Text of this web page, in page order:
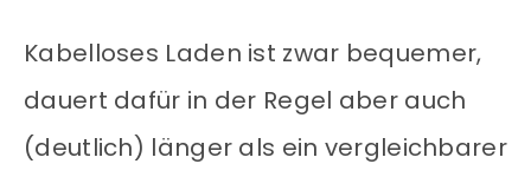
Kabelloses Laden ist zwar bequemer,
dauert dafür in der Regel aber auch
(deutlich) länger als ein vergleichbarer